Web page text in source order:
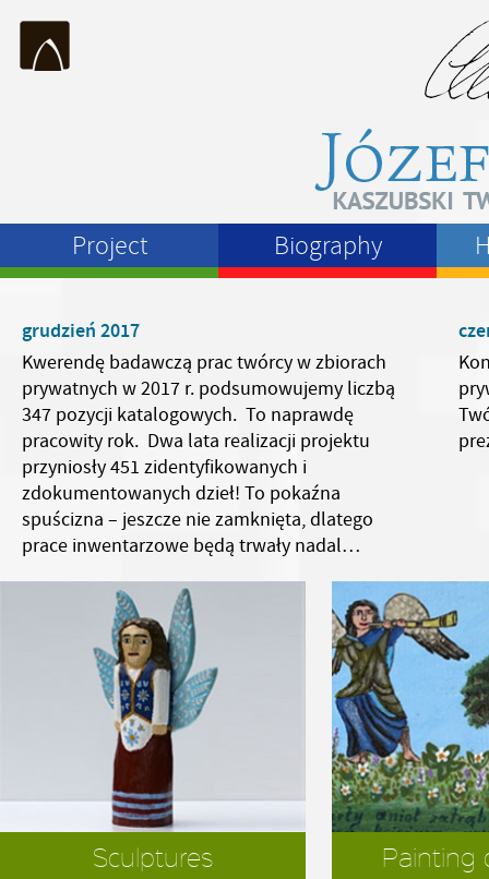
Project Biography
grudzień 2017
Kwerendę badawczą prac twórcy w zbiorach
prywatnych w 2017 r. podsumowujemy liczbą
347 pozycji katalogowych. To naprawdę
pracowity rok. Dwa lata realizacji projektu
przyniosły 451 zidentyfikowanych i
zdokumentowanych dzieł! To pokaźna
spuścizna – jeszcze nie zamknięta, dlatego
prace inwentarzowe będą trwały nadal…
Sculptures Painting